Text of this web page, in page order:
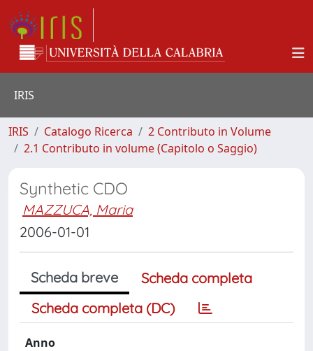
IRIS
IRIS Catalogo Ricerca
2 Contributo in Volume
2.1 Contributo in volume (Capitolo o Saggio)
Synthetic CDO
MAZZUCA, Maria
2006-01-01
Scheda breve
Scheda completa
Scheda completa (DC)
Anno